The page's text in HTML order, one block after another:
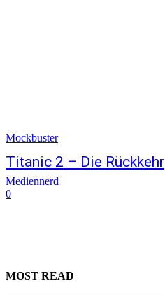
Mockbuster
Titanic 2 – Die Rückkehr
Mediennerd
0
MOST READ